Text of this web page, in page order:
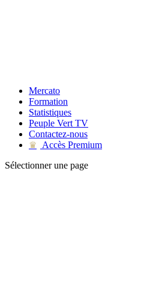
Mercato
Formation
Statistiques
Peuple Vert TV
Contactez-nous
♛
Accès Premium
Sélectionner une page